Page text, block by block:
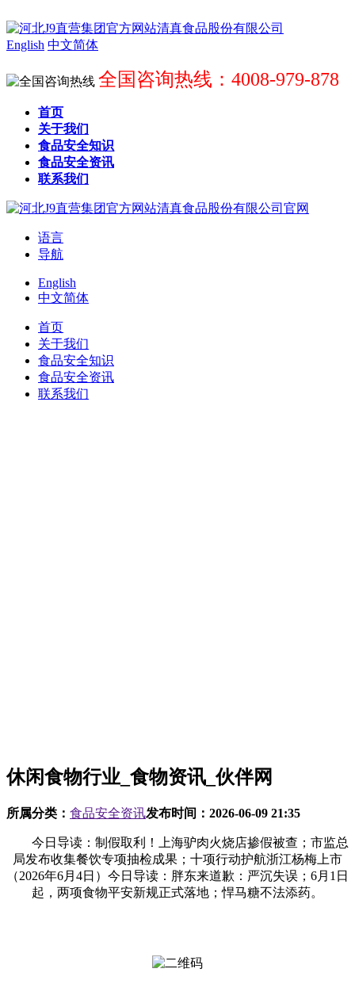
English 中文简体
全国咨询热线：4008-979-878
首页
关于我们
食品安全知识
食品安全资讯
联系我们
语言
导航
English
中文简体
首页
关于我们
食品安全知识
食品安全资讯
联系我们
休闲食物行业_食物资讯_伙伴网
所属分类： 食品安全资讯发布时间： 2026-06-09 21:35
今日导读：制假取利！上海驴肉火烧店掺假被查；市监总
局发布收集餐饮专项抽检成果；十项行动护航浙江杨梅上市
（2026年6月4日）今日导读：胖东来道歉：严沉失误；6月1日
起，两项食物平安新规正式落地；悍马糖不法添药。